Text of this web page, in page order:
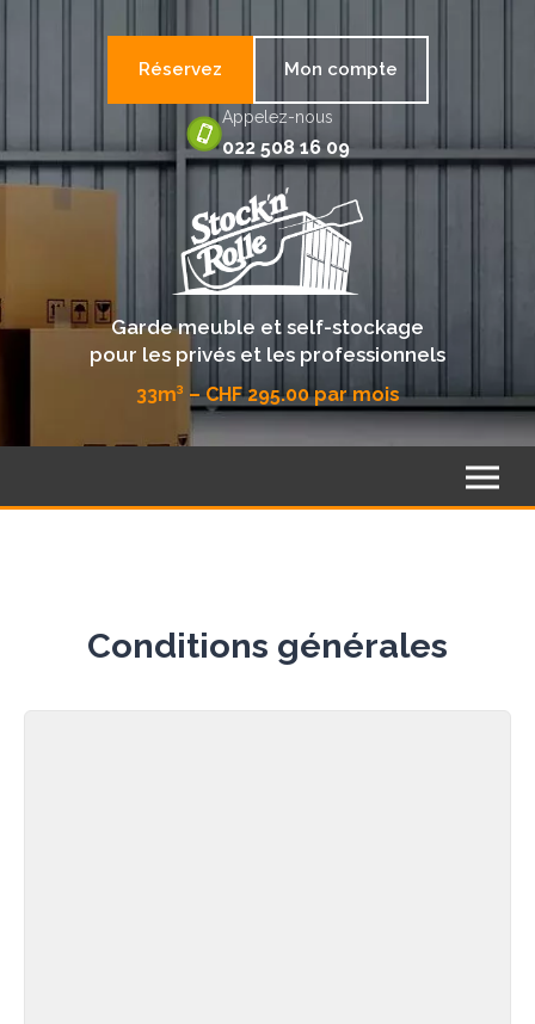
Réservez Mon compte
Appelez-nous
022 508 16 09
Garde meuble et self-stockage
pour les privés et les professionnels
33m³ – CHF 295.00 par mois
Accueil
Notre parc
Tarifs
Sécurité
Compte
022 508 16 09
Conditions générales